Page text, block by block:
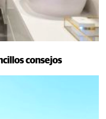
consejos